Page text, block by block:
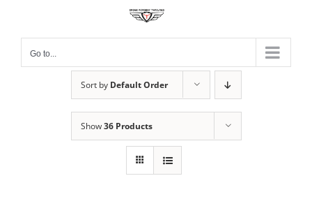
contentGo to...
Sort by Default Order
Show36 Products